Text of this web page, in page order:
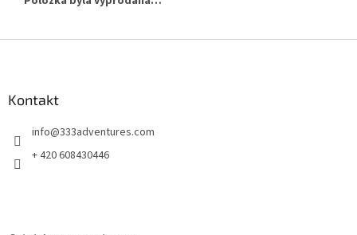
Kontakt
info@333adventures.com
+ 420 608430446